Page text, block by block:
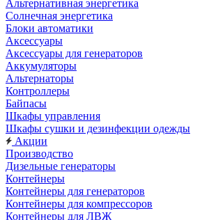
Альтернативная энергетика
Солнечная энергетика
Блоки автоматики
Аксессуары
Аксессуары для генераторов
Аккумуляторы
Альтернаторы
Контроллеры
Байпасы
Шкафы управления
Шкафы сушки и дезинфекции одежды
Акции
Производство
Дизельные генераторы
Контейнеры
Контейнеры для генераторов
Контейнеры для компрессоров
Контейнеры для ЛВЖ